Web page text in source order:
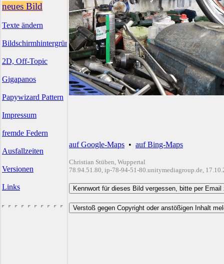
neues Bild
Texte ändern
Bildschirmhintergründe
2D, Off-Topic
Gigapanos
Papywizard Pattern
Impressum
fremde Federn
Ausfallzeiten
Versionen
Links
auf Google-Maps • auf Bing-Maps
Christian Stüben, Wuppertal
78.94.51.80, ip-78-94-51-80.unitymediagroup.de,